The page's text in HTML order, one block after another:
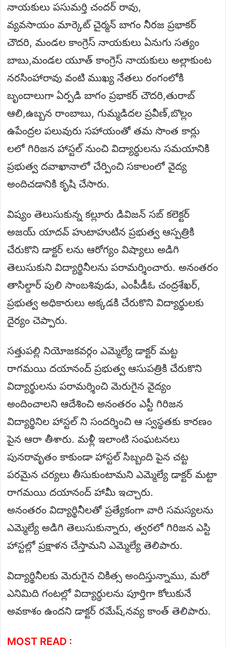
నాయకులు పసుమర్తి చందర్ రావు,
వ్యవసాయం మార్కెట్ చైర్మన్ బాగం నీరజ ప్రభాకర్
చౌదరి, మండల కాంగ్రెస్ నాయకులు ఏనుగు సత్యం
బాబు,మండల యూత్ కాంగ్రెస్ నాయకులు అల్లాకుంట
నరసింహారావు వంటి ముఖ్య నేతలు రంగంలోకి
బృందాలుగా ఏర్పడి బాగం ప్రభాకర్ చౌదరి,తురాబ్
ఆలి,ఉబ్బన రాంబాబు, గుమ్మడిదల ప్రవీణ్,బొల్లం
ఉపేంద్రల పలువురు సహాయంతో తమ సొంత కార్లు
లలో గిరిజన హాస్టల్ నుంచి విద్యార్ధులను సమయానికి
ప్రభుత్వ దవాఖానాలో చేర్పించి సకాలంలో వైద్య
అందిచడానికి కృషి చేసారు.
విష్యం తెలుసుకున్న కల్లూరు డివిజన్ సబ్ కలెక్టర్
అజయ్ యాదవ్ హుటాహుటిన ప్రభుత్వ ఆస్పత్రికి
చేరుకొని డాక్టర్ లను ఆరోగ్యం విష్యాలు అడిగి
తెలుసుకుని విద్యార్థినీలను పరామర్శించారు. అనంతరం
తాసిల్దార్ పులి సాంబశివుడు, ఎంపీడీఓ చంద్రశేఖర్,
ప్రభుత్వ అధికారులు అక్కడకి చేరుకొని విద్యార్థులకు
దైర్యం చెప్పారు.
సత్తుపల్లి నియోజకవర్గం ఎమ్మెల్యే డాక్టర్ మట్ట
రాగమయి దయానంద్ ప్రభుత్వ ఆసుపత్రికి చేరుకొని
విద్యార్థులను పరామర్శించి మెరుగైన వైద్యం
అందించాలని ఆదేశించి అనంతరం ఎస్టీ గిరిజన
విద్యార్థినిల హాస్టల్ ని సందర్శించి ఆ స్వస్థతకు కారణం
పైన ఆరా తీశారు. మళ్లీ ఇలాంటి సంఘటనలు
పునరావృతం కాకుండా హాస్టల్ సిబ్బంది పైన చట్ట
పరమైన చర్యలు తీసుకుంటామని ఎమ్మెల్యే డాక్టర్ మట్టా
రాగమయి దయానంద్ హామీ ఇచ్చారు.
అనంతరం విద్యార్థినీలతో ప్రత్యేకంగా వారి సమస్యలను
ఎమ్మెల్యే అడిగి తెలుసుకున్నారు, త్వరలో గిరిజన ఎస్టి
హాస్టల్లో ప్రక్షాళన చేస్తామని ఎమ్మెల్యే తెలిపారు.
విద్యార్థినీలకు మెరుగైన చికిత్స అందిస్తున్నాము, మరో
ఎనిమిది గంటల్లో విద్యార్ధులను పూర్తిగా కోలుకునే
అవకాశం ఉందని డాక్టర్ రమేష్,నవ్య కాంత్ తెలిపారు.
MOST READ :